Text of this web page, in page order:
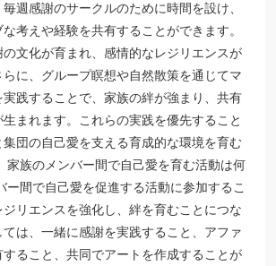
週感謝のサークルのために時間を設け、
考えや経験を共有することができます。
文化が育まれ、感情的なレジリエンスが
に、グループ瞑想や自然散策を通じてマ
践することで、家族の絆が強まり、共有
まれます。これらの実践を優先すること
団の自己愛を支える育成的な環境を育む
家族のメンバー間で自己愛を育む活動は何
ー間で自己愛を促進する活動に参加するこ
リエンスを強化し、絆を育むことにつな
は、一緒に感謝を実践すること、アファ
ること、共同でアートを作成することが